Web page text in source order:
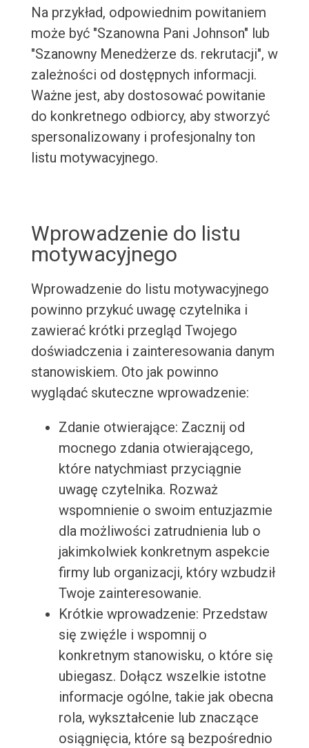
Na przykład, odpowiednim powitaniem
może być "Szanowna Pani Johnson" lub
"Szanowny Menedżerze ds. rekrutacji", w
zależności od dostępnych informacji.
Ważne jest, aby dostosować powitanie
do konkretnego odbiorcy, aby stworzyć
spersonalizowany i profesjonalny ton
listu motywacyjnego.
Wprowadzenie do listu
motywacyjnego
Wprowadzenie do listu motywacyjnego
powinno przykuć uwagę czytelnika i
zawierać krótki przegląd Twojego
doświadczenia i zainteresowania danym
stanowiskiem. Oto jak powinno
wyglądać skuteczne wprowadzenie:
Zdanie otwierające: Zacznij od
mocnego zdania otwierającego,
które natychmiast przyciągnie
uwagę czytelnika. Rozważ
wspomnienie o swoim entuzjazmie
dla możliwości zatrudnienia lub o
jakimkolwiek konkretnym aspekcie
firmy lub organizacji, który wzbudził
Twoje zainteresowanie.
Krótkie wprowadzenie: Przedstaw
się zwięźle i wspomnij o
konkretnym stanowisku, o które się
ubiegasz. Dołącz wszelkie istotne
informacje ogólne, takie jak obecna
rola, wykształcenie lub znaczące
osiągnięcia, które są bezpośrednio